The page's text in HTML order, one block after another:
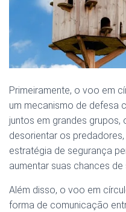
Primeiramente, o voo em
um mecanismo de defesa
juntos em grandes
desorientar os
estratégia de segurança
aumentar suas chances
Além disso, o voo em
forma de comunicação